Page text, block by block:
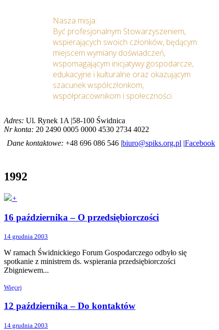
Nasza misja:
Być profesjonalnym Stowarzyszeniem,
wspierających swoich członków, będącym
miejscem wymiany doświadczeń,
wspomagającym inicjatywy gospodarcze,
edukacyjne i kulturalne oraz okazującym
szacunek współczłonkom,
współpracownikom i społeczności.
Adres: Ul. Rynek 1A |58-100 Świdnica
Nr konta: 20 2490 0005 0000 4530 2734 4022
Dane kontaktowe: +48 696 086 546 |biuro@spiks.org.pl |Facebook
1992
+
16 października – O przedsiębiorczości
14 grudnia 2003
W ramach Świdnickiego Forum Gospodarczego odbyło się
spotkanie z ministrem ds. wspierania przedsiębiorczości
Zbigniewem...
Więcej
12 października – Do kontaktów
14 grudnia 2003